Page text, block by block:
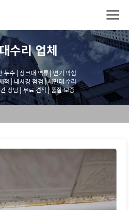
수리업체
누수 | 싱크대 역류 | 변기 막힘
척 | 내시경 점검 | 세면대 수리
상담 | 무료 견적 | 품질 보증